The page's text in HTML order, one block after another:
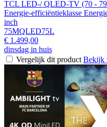
TCL LED-/ QLED-TV (70 -
Energie-efficiëntieklasse
inch
75MQLED75L
€ 1.499,00
dinsdag in huis
Vergelijk dit product Bekijk